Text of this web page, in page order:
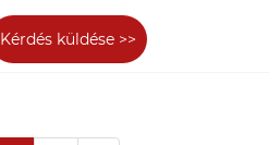
Kérdés küldése >>